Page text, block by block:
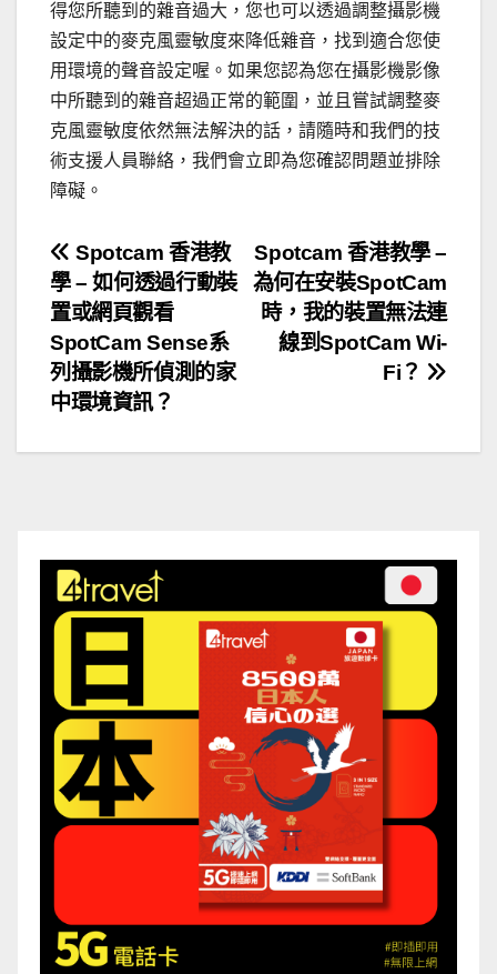
得您所聽到的雜音過大，您也可以透過調整攝影機
設定中的麥克風靈敏度來降低雜音，找到適合您使
用環境的聲音設定喔。如果您認為您在攝影機影像
中所聽到的雜音超過正常的範圍，並且嘗試調整麥
克風靈敏度依然無法解決的話，請隨時和我們的技
術支援人員聯絡，我們會立即為您確認問題並排除
障礙。
文
章
導
覽
Spotcam 香港教學 –
為何在安裝SpotCam
時，我的裝置無法連
線到SpotCam Wi-
Fi？
Spotcam 香港教
學 – 如何透過行動裝
置或網頁觀看
SpotCam Sense系
列攝影機所偵測的家
中環境資訊？